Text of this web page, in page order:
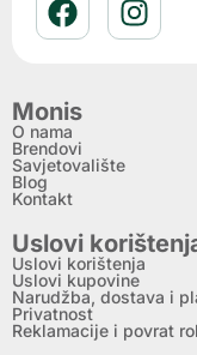
Monis
O nama
Brendovi
Savjetovalište
Blog
Kontakt
Uslovi
Uslovi korištenja
Uslovi kupovine
Narudžba, dostava i
Privatnost
Reklamacije i povrat